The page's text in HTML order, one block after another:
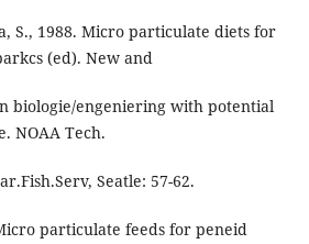
S., 1988. Micro particulate diets for
(ed). New and
biologie/engeniering with potential
NOAA Tech.
Seatle: 57-62.
particulate feeds for peneid